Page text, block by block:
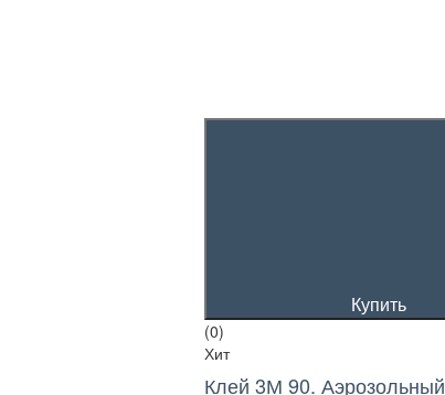
Купить
(0)
Хит
Клей 3М 90. Аэрозольный